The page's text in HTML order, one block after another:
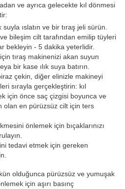
ve ayrıca gelecekte kıl dönmesi
suyla ıslatın ve bir tıraş jeli sürün.
bileşim cilt tarafından emilip tüyleri
bekleyin - 5 dakika yeterlidir.
tıraş makinenizi akan suyun
bir kase ılık suya batırın.
çekin, diğer elinizle makineyi
sırayla gerçekleştirin: kıl
için önce saç çizgisi boyunca ve
olan en pürüzsüz cilt için ters
önlemek için bıçaklarınızı
tedavi etmek için gereken
olduğunca pürüzsüz ve yumuşak
için aşırı basınç